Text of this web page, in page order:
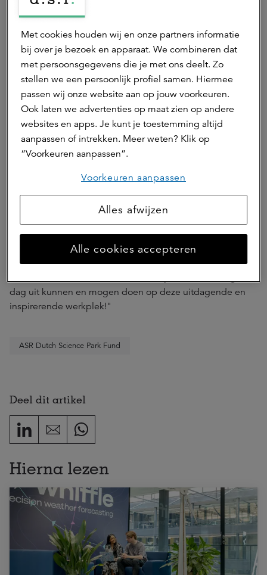
Blijven innoveren
Voor Oldelft gaat het erom via haar technologische
innovaties een steentje bij te dragen aan verbetering van
de gezondheidszorg. Erwin: "Onze producten moeten het
werk van artsen en specialisten waar ook ter wereld
makkelijker maken, waar de patiënt uiteindelijk het
meeste van profiteert. Het is ook onze uitdaging en
tegelijkertijd onze missie om te blijven innoveren en
bestaande producten waar mogelijk nog verder te
optimaliseren. In die zin zijn we nooit uitontwikkeld. Het is
dag uit kunnen en mogen doen op deze uitdagende en
inspirerende werkplek!"
ASR Dutch Science Park Fund
Deel dit artikel
Hierna lezen
Met cookies houden wij en onze partners informatie
bij over je bezoek en apparaat. We combineren dat
met persoonsgegevens die je met ons deelt. Zo
stellen we een persoonlijk profiel samen. Hiermee
passen wij onze website aan op jouw voorkeuren.
Ook laten we advertenties op maat zien op andere
websites en apps. Je kunt je toestemming altijd
aanpassen of intrekken. Meer weten? Klik op
“Voorkeuren aanpassen”.
Voorkeuren aanpassen
Alles afwijzen
Alle cookies accepteren